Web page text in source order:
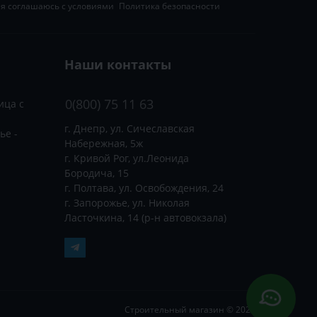
соглашаюсь с условиями Политика безопасности
с
-
Наши контакты
0(800) 75 11 63
г. Днепр, ул. Сичеславская
Набережная, 5ж
г. Кривой Рог, ул.Леонида
Бородича, 15
г. Полтава, ул. Освобождения, 24
г. Запорожье, ул. Николая
Ласточкина, 14 (р-н автовокзала)
Строительный магазин © 2026